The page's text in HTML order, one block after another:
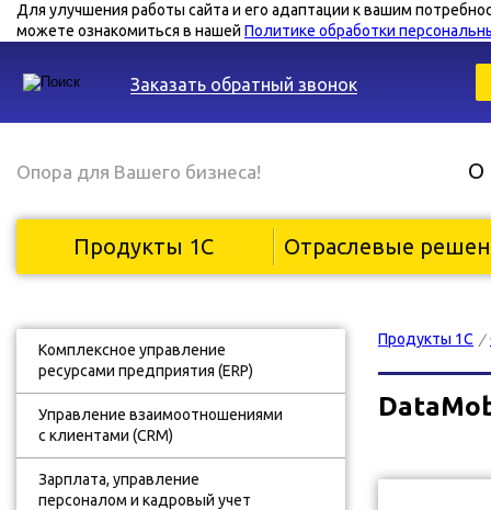
Для улучшения работы сайта и его адаптации к вашим
можете ознакомиться в нашей Политике обработки
Заказать обратный звонок
Опора для Вашего бизнеса! О
Продукты 1С Отраслевые
Комплексное управление
ресурсами предприятия (ERP)
Управление взаимоотношениями
с клиентами (CRM)
Зарплата, управление
персоналом и кадровый учет
Продукты 1С /